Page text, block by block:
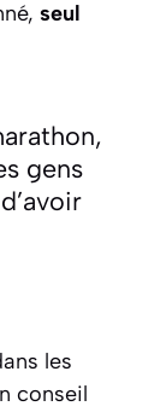
seul
gens
les
conseil